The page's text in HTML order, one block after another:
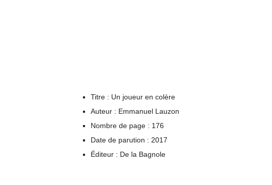
Titre : Un joueur en colère
Auteur : Emmanuel Lauzon
Nombre de page : 176
Date de parution : 2017
Éditeur : De la Bagnole